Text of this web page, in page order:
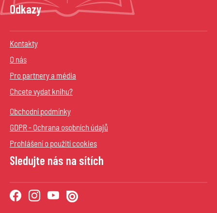
Odkazy
Kontakty
O nás
Pro partnery a média
Chcete vydat knihu?
Obchodní podmínky
GDPR - Ochrana osobních údajů
Prohlášení o použití cookies
Sledujte nás na sítích